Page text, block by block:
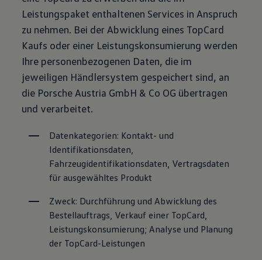
Leistungspaket enthaltenen Services in Anspruch
zu nehmen. Bei der Abwicklung eines TopCard
Kaufs oder einer Leistungskonsumierung werden
Ihre personenbezogenen Daten, die im
jeweiligen Händlersystem gespeichert sind, an
die Porsche Austria GmbH & Co OG übertragen
und verarbeitet.
Datenkategorien: Kontakt- und
Identifikationsdaten,
Fahrzeugidentifikationsdaten, Vertragsdaten
für ausgewähltes Produkt
Zweck: Durchführung und Abwicklung des
Bestellauftrags, Verkauf einer TopCard,
Leistungskonsumierung; Analyse und Planung
der TopCard-Leistungen